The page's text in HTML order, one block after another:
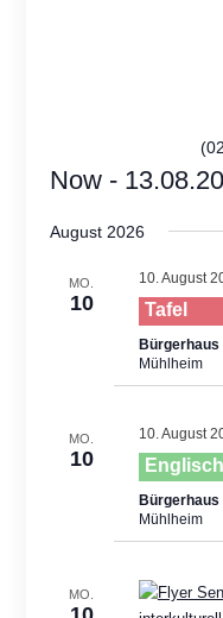
Now -
date.
August 2026
MO.
10
10. August
Tafel
Bürgerhaus
Mühlheim
MO.
10
10. August
Bürgerhaus
Mühlheim
MO.